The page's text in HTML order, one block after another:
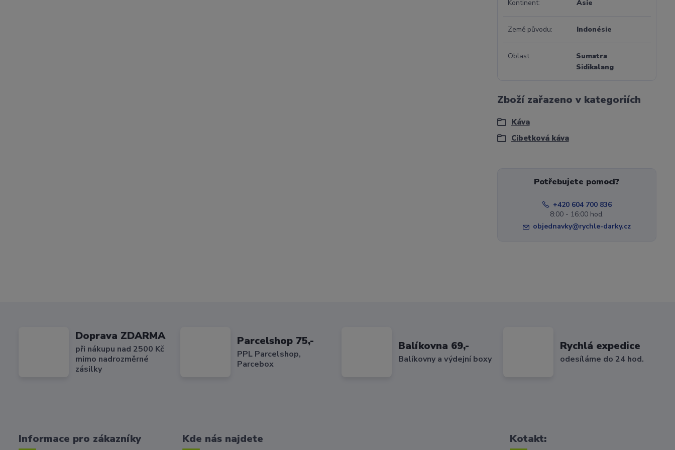
Kontinent Asie
Země původu Indonésie
Oblast
Sumatra
Sidikalang
Zboží zařazeno v kategoriích
Káva
Cibetková káva
Potřebujete pomoci?
+420 604 700 836
8:00 - 16:00 hod.
objednavky@rychle-darky.cz
Doprava ZDARMA
při nákupu nad 2500 Kč
mimo nadrozměrné
zásilky
Parcelshop 75,-
PPL Parcelshop,
Parcebox
Balíkovna 69,-
Balíkovny a výdejní boxy
Rychlá expedice
odesíláme do 24 hod.
Informace pro zákazníky Kde nás najdete Kotakt: